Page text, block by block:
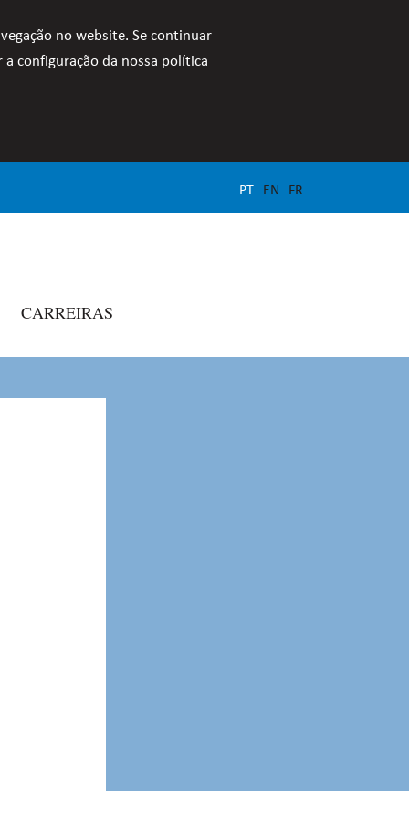
no website. Se continuar
configuração da nossa política
PT EN FR
CARREIRAS